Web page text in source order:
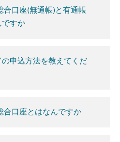
合口座(無通帳)と有通帳
すか
申込方法を教えてくだ
合口座とはなんですか